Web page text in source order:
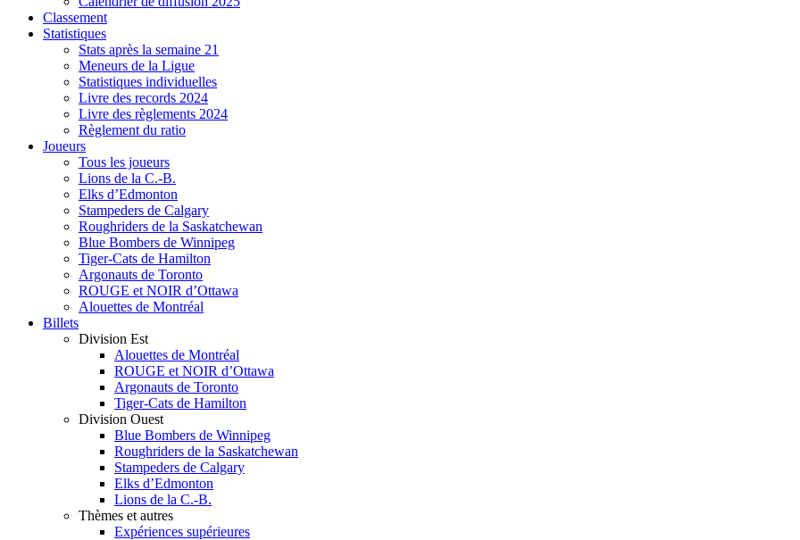
Classement
Statistiques
Stats après la semaine 21
Meneurs de la Ligue
Statistiques individuelles
Livre des records 2024
Livre des règlements 2024
Règlement du ratio
Joueurs
Tous les joueurs
Lions de la C.-B.
Elks d’Edmonton
Stampeders de Calgary
Roughriders de la Saskatchewan
Blue Bombers de Winnipeg
Tiger-Cats de Hamilton
Argonauts de Toronto
ROUGE et NOIR d’Ottawa
Alouettes de Montréal
Billets
Division Est
Alouettes de Montréal
ROUGE et NOIR d’Ottawa
Argonauts de Toronto
Tiger-Cats de Hamilton
Division Ouest
Blue Bombers de Winnipeg
Roughriders de la Saskatchewan
Stampeders de Calgary
Elks d’Edmonton
Lions de la C.-B.
Thèmes et autres
Expériences supérieures